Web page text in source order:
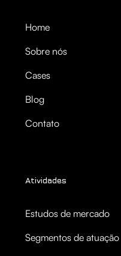
Home
Sobre nós
Cases
Blog
Contato
Atividades
Estudos de mercado
Segmentos de atuação